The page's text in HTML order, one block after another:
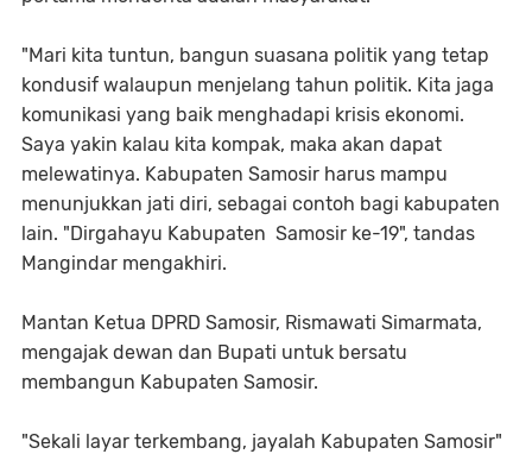
"Mari kita tuntun, bangun suasana politik yang tetap
kondusif walaupun menjelang tahun politik. Kita jaga
komunikasi yang baik menghadapi krisis ekonomi.
Saya yakin kalau kita kompak, maka akan dapat
melewatinya. Kabupaten Samosir harus mampu
menunjukkan jati diri, sebagai contoh bagi kabupaten
lain. "Dirgahayu Kabupaten Samosir ke-19", tandas
Mangindar mengakhiri.
Mantan Ketua DPRD Samosir, Rismawati Simarmata,
mengajak dewan dan Bupati untuk bersatu
membangun Kabupaten Samosir.
"Sekali layar terkembang, jayalah Kabupaten Samosir"